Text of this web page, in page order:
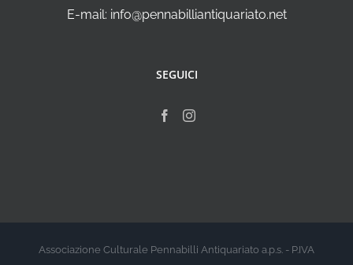
E-mail: info@pennabilliantiquariato.net
SEGUICI
Associazione Culturale Pennabilli Antiquariato a.p.s. - P.IVA